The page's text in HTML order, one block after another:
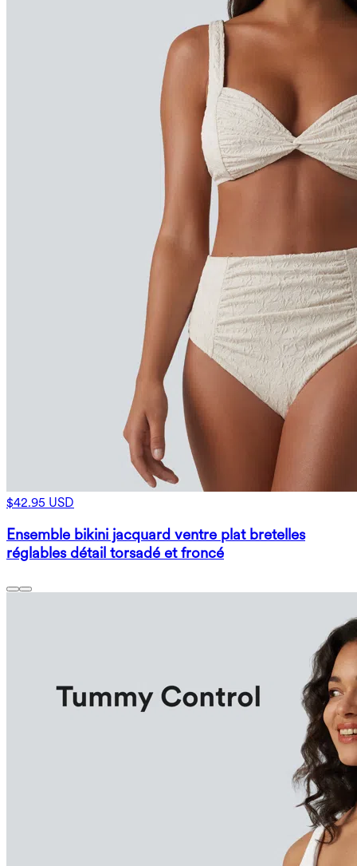
$42.95 USD
Ensemble bikini jacquard ventre plat bretelles
réglables détail torsadé et froncé